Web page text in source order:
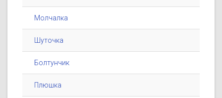
Молчалка
Шуточка
Болтунчик
Плюшка